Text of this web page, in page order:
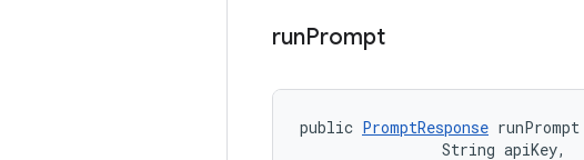
runPrompt
public PromptResponse
                String apiKey,